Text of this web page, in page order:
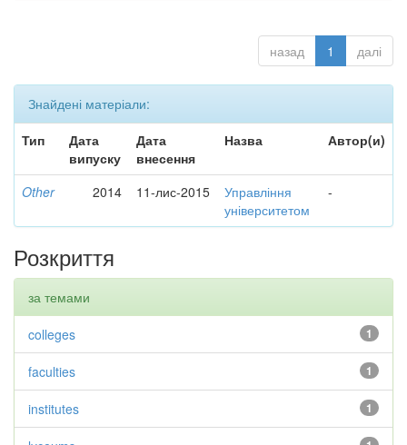
назад 1 далі
Знайдені матеріали:
Тип
Дата
випуску
Дата
внесення
Назва Автор(и)
Other 2014 11-лис-2015
Управління
університетом
-
Розкриття
за темами
1
colleges
1
faculties
1
institutes